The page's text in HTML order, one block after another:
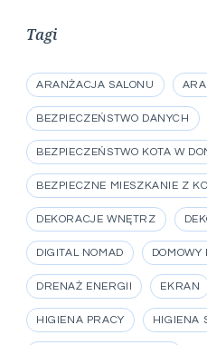
Tagi
ARANŻACJA SALONU
BEZPIECZEŃSTWO DANYCH
BEZPIECZEŃSTWO KOTA W
BEZPIECZNE MIESZKANIE Z
DEKORACJE WNĘTRZ
DIGITAL NOMAD DOMOWY
DRENAŻ ENERGII EKRAN
HIGIENA PRACY HIGIENA